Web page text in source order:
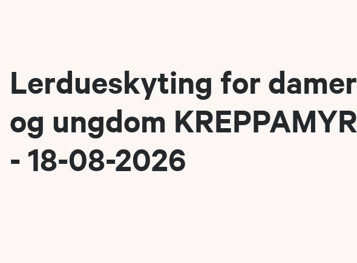
Lerdueskyting for damer
og ungdom KREPPAMYR
- 18-08-2026